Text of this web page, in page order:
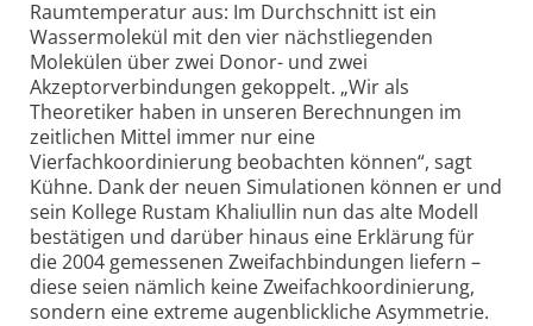
Raumtemperatur aus: Im Durchschnitt ist ein
Wassermolekül mit den vier nächstliegenden
Molekülen über zwei Donor- und zwei
Akzeptorverbindungen gekoppelt. „Wir als
Theoretiker haben in unseren Berechnungen im
zeitlichen Mittel immer nur eine
Vierfachkoordinierung beobachten können“, sagt
Kühne. Dank der neuen Simulationen können er und
sein Kollege Rustam Khaliullin nun das alte Modell
bestätigen und darüber hinaus eine Erklärung für
die 2004 gemessenen Zweifachbindungen liefern –
diese seien nämlich keine Zweifachkoordinierung,
sondern eine extreme augenblickliche Asymmetrie.